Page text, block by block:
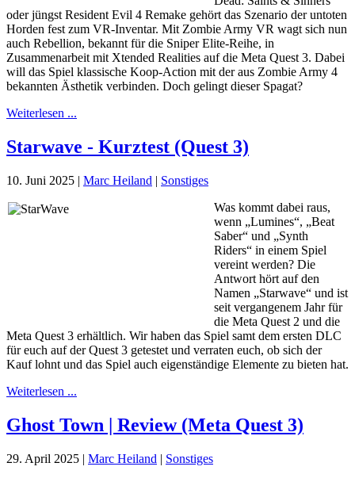
oder jüngst Resident Evil 4 Remake gehört das Szenario der untoten
Horden fest zum VR-Inventar. Mit Zombie Army VR wagt sich nun
auch Rebellion, bekannt für die Sniper Elite-Reihe, in
Zusammenarbeit mit Xtended Realities auf die Meta Quest 3. Dabei
will das Spiel klassische Koop-Action mit der aus Zombie Army 4
bekannten Ästhetik verbinden. Doch gelingt dieser Spagat?
Weiterlesen ...
Starwave - Kurztest (Quest 3)
10. Juni 2025 | Marc Heiland | Sonstiges
Was kommt dabei raus,
wenn „Lumines“, „Beat
Saber“ und „Synth
Riders“ in einem Spiel
vereint werden? Die
Antwort hört auf den
Namen „Starwave“ und ist
seit vergangenem Jahr für
die Meta Quest 2 und die
Meta Quest 3 erhältlich. Wir haben das Spiel samt dem ersten DLC
für euch auf der Quest 3 getestet und verraten euch, ob sich der
Kauf lohnt und das Spiel auch eigenständige Elemente zu bieten hat.
Weiterlesen ...
Ghost Town | Review (Meta Quest 3)
29. April 2025 | Marc Heiland | Sonstiges